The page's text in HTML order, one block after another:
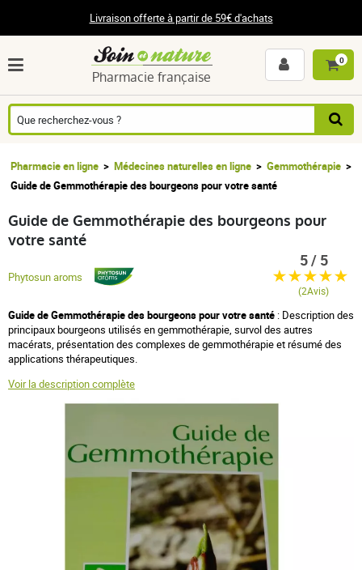
Livraison offerte à partir de 59€ d'achats
Pharmacie française
0
Pharmacie en ligne Médecines naturelles en ligne
Gemmothérapie
Guide de Gemmothérapie des bourgeons pour votre santé
Guide de Gemmothérapie des bourgeons pour
votre santé
Phytosun aroms
Guide de Gemmothérapie des bourgeons pour votre santé : Description des
principaux bourgeons utilisés en gemmothérapie, survol des autres
macérats, présentation des complexes de gemmothérapie et résumé des
applications thérapeutiques.
Voir la description complète
5 / 5
(2Avis)